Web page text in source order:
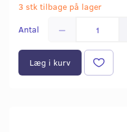
3 stk tilbage på lager
Antal
Læg i kurv